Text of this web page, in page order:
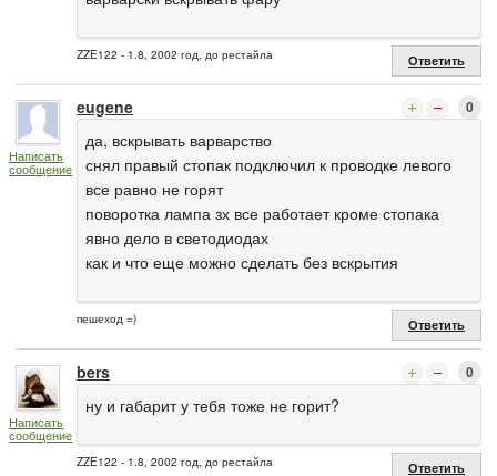
ZZE122 - 1.8, 2002 год, до рестайла Ответить
Написать
сообщение
eugene 0
да, вскрывать варварство
снял правый стопак подключил к проводке левого
все равно не горят
поворотка лампа зх все работает кроме стопака
явно дело в светодиодах
как и что еще можно сделать без вскрытия
пешеход =) Ответить
Написать
сообщение
bers 0
ну и габарит у тебя тоже не горит?
ZZE122 - 1.8, 2002 год, до рестайла Ответить